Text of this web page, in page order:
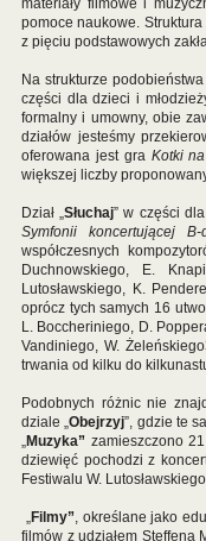
materiały filmowe i
pomoce naukowe.
z pięciu podstawowych
Na strukturze
części dla dzieci i
formalny i umowny, obie
działów jesteśmy
oferowana jest gra Kotki
większej liczby
Dział „Słuchaj” w części
Symfonii koncertującej B-
współczesnych
Duchnowskiego, E.
Lutosławskiego, K.
oprócz tych samych 16
L. Boccheriniego, D.
Vandiniego, W. Żeleńskiego
trwania od kilku do
Podobnych różnic nie
dziale „Obejrzyj”, gdzie te
„Muzyka” zamieszczono
dziewięć pochodzi z
Festiwalu W. Lutosławskiego
„Filmy”, określane jako
filmów z udziałem Steffena